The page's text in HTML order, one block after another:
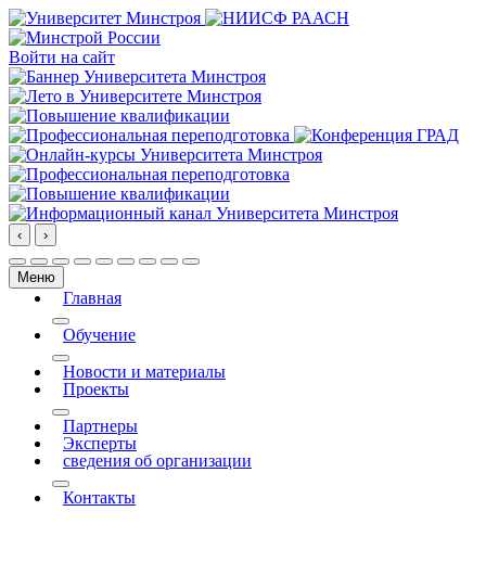
Войти на сайт
‹ ›
Меню
Главная
More about: Главная
Обучение
More about: Обучение
Новости и материалы
Проекты
More about: Проекты
Партнеры
Эксперты
сведения об организации
More about: сведения об организации
Контакты